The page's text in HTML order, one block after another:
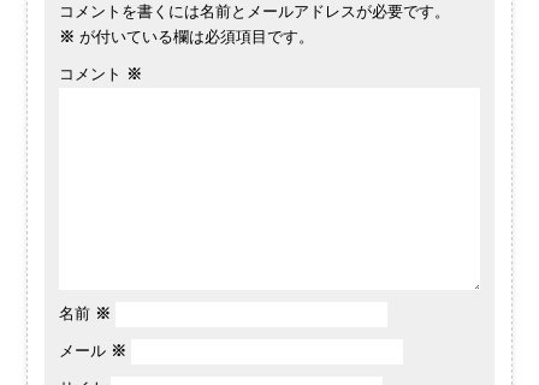
コメントを書くには名前とメールアドレスが必要です。
※ が付いている欄は必須項目です。
コメント ※
名前 ※
メール ※